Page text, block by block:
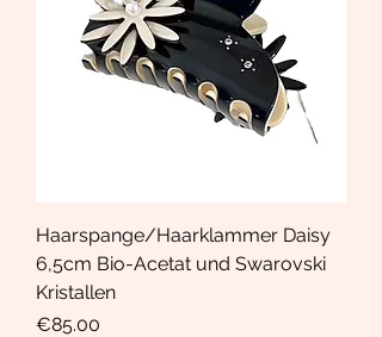
Haarspange/Haarklammer Daisy
6,5cm Bio-Acetat und Swarovski
Kristallen
Price
€85.00